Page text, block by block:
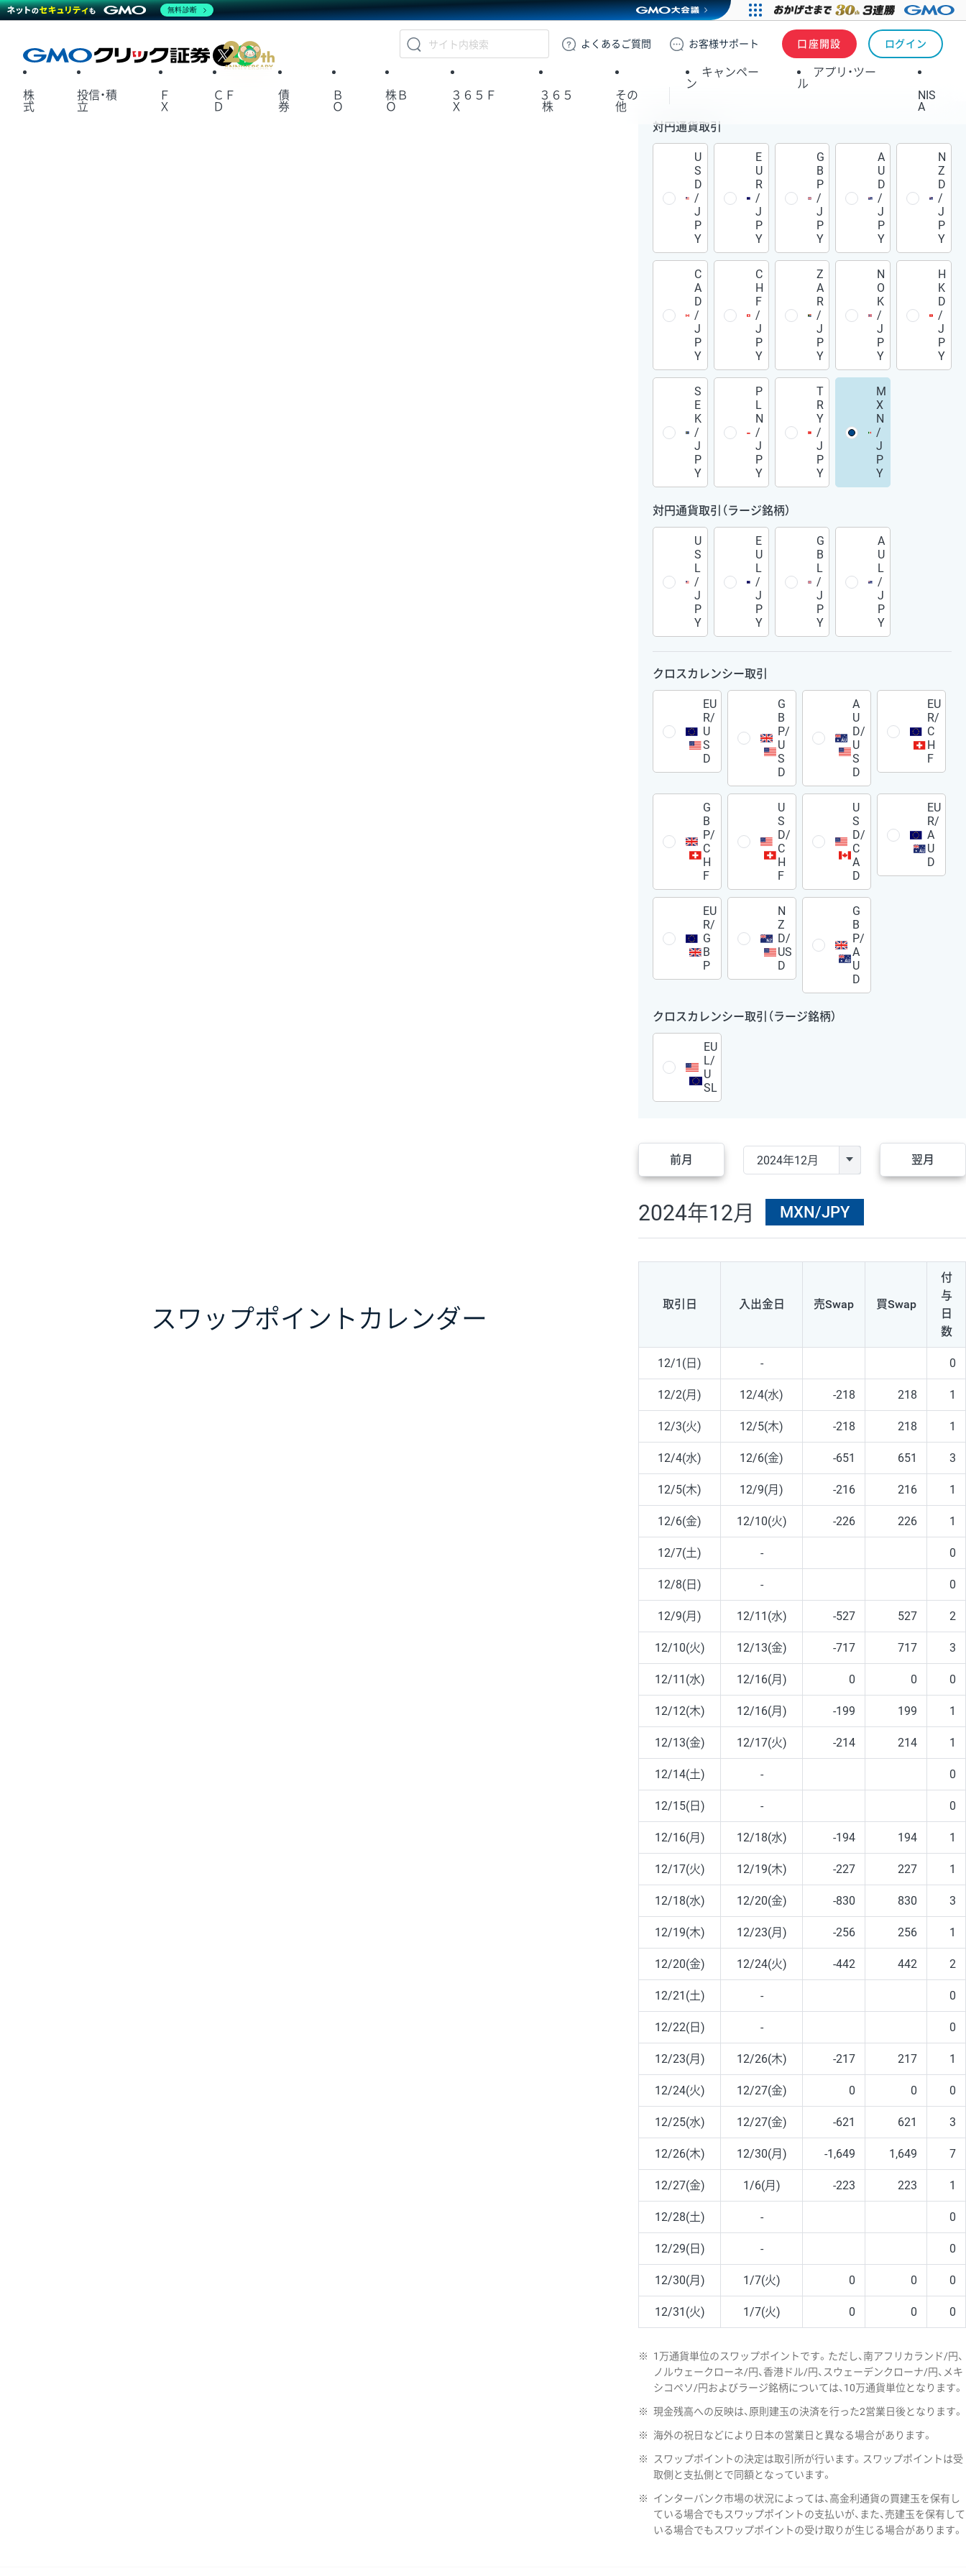
GMOクリック証券
よくある ご質問 お客様サポート 口座開設 ログイン
X
株
式
投信・積
立
Ｆ
Ｘ
ＣＦ
Ｄ
債
券
Ｂ
Ｏ
株Ｂ
Ｏ
３６５Ｆ
Ｘ
３６５
株
その
他
キャンペー
ン
アプリ・ツー
ル
NIS
A
スワップポイント カレンダー
対円通貨取引
U
S
D
/
J
P
Y
E
U
R
/
J
P
Y
G
B
P
/
J
P
Y
A
U
D
/
J
P
Y
N
Z
D
/
J
P
Y
C
A
D
/
J
P
Y
C
H
F
/
J
P
Y
Z
A
R
/
J
P
Y
N
O
K
/
J
P
Y
H
K
D
/
J
P
Y
S
E
K
/
J
P
Y
P
L
N
/
J
P
Y
T
R
Y
/
J
P
Y
M
X
N
/
J
P
Y
対円通貨取引（ラージ銘柄）
U
S
L
/
J
P
Y
E
U
L
/
J
P
Y
G
B
L
/
J
P
Y
A
U
L
/
J
P
Y
クロスカレンシー取引
EU
R/
U
S
D
G
B
P/
U
S
D
A
U
D/
U
S
D
EU
R/
C
H
F
G
B
P/
C
H
F
U
S
D/
C
H
F
U
S
D/
C
A
D
EU
R/
A
U
D
EU
R/
G
B
P
N
Z
D/
US
D
G
B
P/
A
U
D
クロスカレンシー取引（ラージ銘柄）
EU
L/
U
SL
前月 翌月
2024年12月 MXN/JPY
取引日 入出金日 売Swap 買Swap
付
与
日
数
12/1(日) - 0
12/2(月) 12/4(水) -218 218 1
12/3(火) 12/5(木) -218 218 1
12/4(水) 12/6(金) -651 651 3
12/5(木) 12/9(月) -216 216 1
12/6(金) 12/10(火) -226 226 1
12/7(土) - 0
12/8(日) - 0
12/9(月) 12/11(水) -527 527 2
12/10(火) 12/13(金) -717 717 3
12/11(水) 12/16(月) 0 0 0
12/12(木) 12/16(月) -199 199 1
12/13(金) 12/17(火) -214 214 1
12/14(土) - 0
12/15(日) - 0
12/16(月) 12/18(水) -194 194 1
12/17(火) 12/19(木) -227 227 1
12/18(水) 12/20(金) -830 830 3
12/19(木) 12/23(月) -256 256 1
12/20(金) 12/24(火) -442 442 2
12/21(土) - 0
12/22(日) - 0
12/23(月) 12/26(木) -217 217 1
12/24(火) 12/27(金) 0 0 0
12/25(水) 12/27(金) -621 621 3
12/26(木) 12/30(月) -1,649 1,649 7
12/27(金) 1/6(月) -223 223 1
12/28(土) - 0
12/29(日) - 0
12/30(月) 1/7(火) 0 0 0
12/31(火) 1/7(火) 0 0 0
※
1万通貨単位のスワップポイントです。ただし、南アフリカランド/円、
ノルウェークローネ/円、香港ドル/円、スウェーデンクローナ/円、メキ
シコペソ/円およびラージ銘柄については、10万通貨単位となります。
※ 現金残高への反映は、原則建玉の決済を行った2営業日後となります。
※ 海外の祝日などにより日本の営業日と異なる場合があります。
※
スワップポイントの決定は取引所が行います。スワップポイントは受
取側と支払側とで同額となっています。
※
インターバンク市場の状況によっては、高金利通貨の買建玉を保有し
ている場合でもスワップポイントの支払いが、また、売建玉を保有して
いる場合でもスワップポイントの受け取りが生じる場合があります。
無料診断